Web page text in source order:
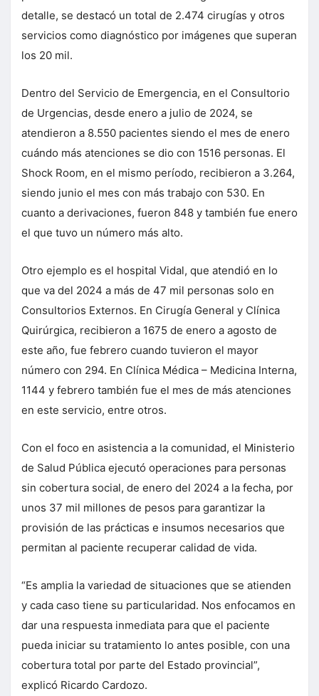
detalle, se destacó un total de 2.474 cirugías y otros
servicios como diagnóstico por imágenes que superan
los 20 mil.
Dentro del Servicio de Emergencia, en el Consultorio
de Urgencias, desde enero a julio de 2024, se
atendieron a 8.550 pacientes siendo el mes de enero
cuándo más atenciones se dio con 1516 personas. El
Shock Room, en el mismo período, recibieron a 3.264,
siendo junio el mes con más trabajo con 530. En
cuanto a derivaciones, fueron 848 y también fue enero
el que tuvo un número más alto.
Otro ejemplo es el hospital Vidal, que atendió en lo
que va del 2024 a más de 47 mil personas solo en
Consultorios Externos. En Cirugía General y Clínica
Quirúrgica, recibieron a 1675 de enero a agosto de
este año, fue febrero cuando tuvieron el mayor
número con 294. En Clínica Médica – Medicina Interna,
1144 y febrero también fue el mes de más atenciones
en este servicio, entre otros.
Con el foco en asistencia a la comunidad, el Ministerio
de Salud Pública ejecutó operaciones para personas
sin cobertura social, de enero del 2024 a la fecha, por
unos 37 mil millones de pesos para garantizar la
provisión de las prácticas e insumos necesarios que
permitan al paciente recuperar calidad de vida.
“Es amplia la variedad de situaciones que se atienden
y cada caso tiene su particularidad. Nos enfocamos en
dar una respuesta inmediata para que el paciente
pueda iniciar su tratamiento lo antes posible, con una
cobertura total por parte del Estado provincial”,
explicó Ricardo Cardozo.